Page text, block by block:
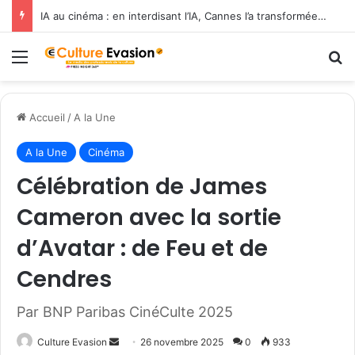
IA au cinéma : en interdisant l’IA, Cannes l’a transformée en label de luxe
Menu
Accueil / A la Une
A la Une Cinéma
Célébration de James
Cameron avec la sortie
d’Avatar : de Feu et de
Cendres
Par BNP Paribas CinéCulte 2025
Culture Evasion 26 novembre 2025 0 933